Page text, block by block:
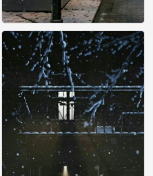
氛围感壁纸
0